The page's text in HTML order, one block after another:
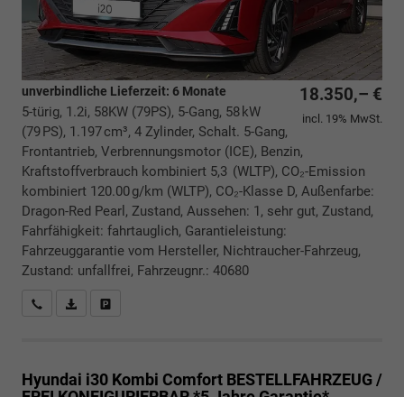
18.350,– €
incl. 19% MwSt.
unverbindliche Lieferzeit: 6 Monate
5-türig, 1.2i, 58KW (79PS), 5-Gang, 58 kW
(79 PS), 1.197 cm³, 4 Zylinder, Schalt. 5-Gang,
Frontantrieb, Verbrennungsmotor (ICE), Benzin,
Kraftstoffverbrauch kombiniert 5,3 (WLTP), CO₂-Emission
kombiniert 120.00 g/km (WLTP), CO₂-Klasse D, Außenfarbe:
Dragon-Red Pearl, Zustand, Aussehen: 1, sehr gut, Zustand,
Fahrfähigkeit: fahrtauglich, Garantieleistung:
Fahrzeuggarantie vom Hersteller, Nichtraucher-Fahrzeug,
Zustand: unfallfrei, Fahrzeugnr.: 40680
Rückrufbitte absenden
PDF-Datei, Fahrzeugexposé drucken
Hyundai i30 Kombi Comfort BESTELLFAHRZEUG /